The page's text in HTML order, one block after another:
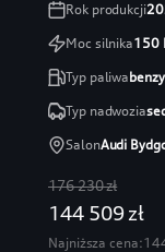
Rok produkcji
Moc silnika150
Typ paliwa
Typ nadwozia
SalonAudi
176 230 zł
144 509 zł
Najniższa cena: